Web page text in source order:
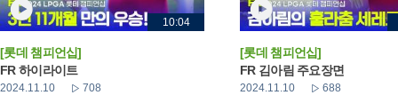
10:04
[롯데 챔피언십]
FR 하이라이트
2024.11.10 708
[롯데 챔피언십]
FR 김아림 주요장면
2024.11.10 688